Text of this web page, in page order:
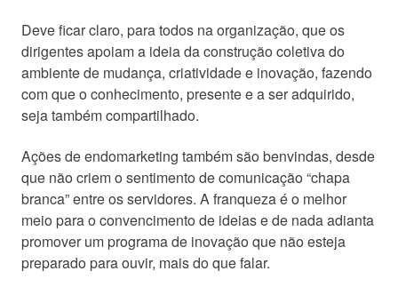
Deve ficar claro, para todos na organização, que os
dirigentes apoiam a ideia da construção coletiva do
ambiente de mudança, criatividade e inovação, fazendo
com que o conhecimento, presente e a ser adquirido,
seja também compartilhado.
Ações de endomarketing também são benvindas, desde
que não criem o sentimento de comunicação “chapa
branca” entre os servidores. A franqueza é o melhor
meio para o convencimento de ideias e de nada adianta
promover um programa de inovação que não esteja
preparado para ouvir, mais do que falar.